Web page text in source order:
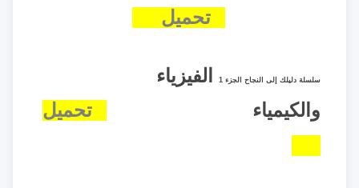
تحميل
سلسلة دليلك إلى النجاح الجزء 1
الفيزياء
والكيمياء
تحميل